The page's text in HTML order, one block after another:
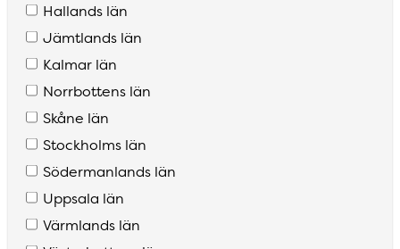
Hallands län
Jämtlands län
Kalmar län
Norrbottens län
Skåne län
Stockholms län
Södermanlands län
Uppsala län
Värmlands län